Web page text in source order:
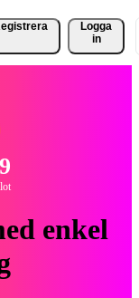
Logga
in
enkel